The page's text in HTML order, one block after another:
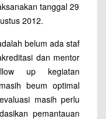
tanggal 29
2012.
belum ada staf
dan mentor
up kegiatan
beum optimal
masih perlu
pemantauan